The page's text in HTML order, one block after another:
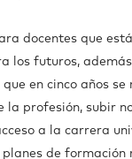
docentes que
los futuros,
en cinco años se
la profesión, subir
a la carrera
de formación